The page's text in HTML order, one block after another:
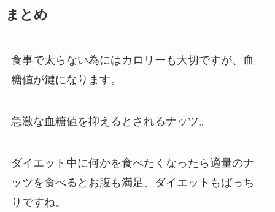
まとめ
食事で太らない為にはカロリーも大切ですが、血
糖値が鍵になります。
急激な血糖値を抑えるとされるナッツ。
ダイエット中に何かを食べたくなったら適量のナ
ッツを食べるとお腹も満足、ダイエットもばっち
りですね。